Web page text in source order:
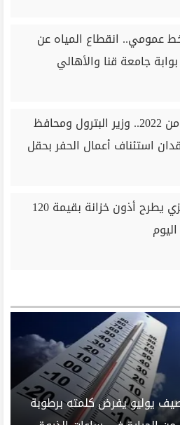
عمومي.. انقطاع المياه عن
جامعة قنا والأهالي
بعد توقف من 2022.. وزير البترول ومحافظ
استئناف أعمال الحفر بحقل
البنك المركزي يطرح أذون خزانة بقيمة 120
يوليو يفرض كلمته برطوبة